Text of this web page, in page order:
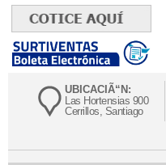
UBICACIÃ“N:
Las Hortensias 900
Cerrillos, Santiago